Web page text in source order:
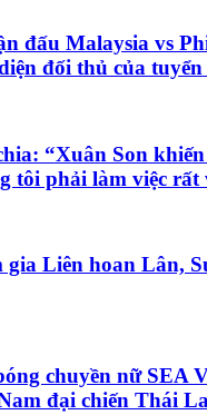
đấu Malaysia vs
đối thủ của
“Xuân Son
tôi phải làm việc rất
gia Liên hoan Lân,
chuyền nữ SEA
đại chiến Thái